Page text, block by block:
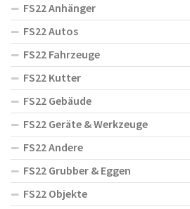
FS22 Anhänger
FS22 Autos
FS22 Fahrzeuge
FS22 Kutter
FS22 Gebäude
FS22 Geräte & Werkzeuge
FS22 Andere
FS22 Grubber & Eggen
FS22 Objekte